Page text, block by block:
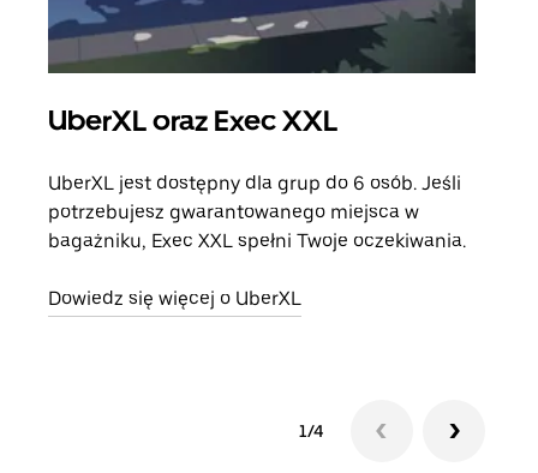
UberXL oraz Exec XXL
UberXL jest dostępny dla grup do 6 osób. Jeśli
potrzebujesz gwarantowanego miejsca w
bagażniku, Exec XXL spełni Twoje oczekiwania.
Dowiedz się więcej o UberXL
1/4